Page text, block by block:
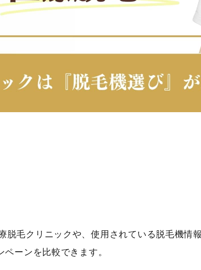
毛クリニックや、使用されている脱毛機情
ーンを比較できます。